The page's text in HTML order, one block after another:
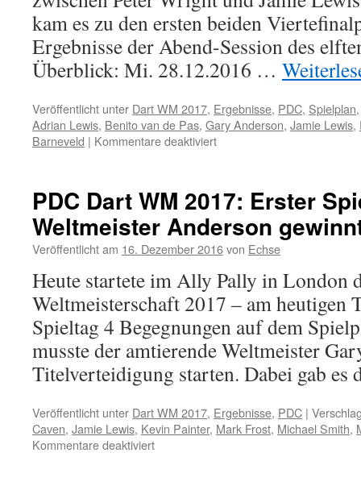
kam es zu den ersten beiden
Ergebnisse der Abend-Session des
Überblick: Mi. 28.12.2016 …
Veröffentlicht unter Dart WM 2017, Ergebnisse, PDC, Spielplan
Adrian Lewis, Benito van de Pas, Gary Anderson, Jamie Lewis,
Barneveld | Kommentare deaktiviertfür
2017
–
2.
Runde
3,
Abend:
letzter
Achtelfinalist,
Anderson
und
bereits
im
PDC Dart WM 2017: Erster
Weltmeister Anderson
Veröffentlicht am 16. Dezember 2016von Echse
Heute startete im Ally Pally in London
Weltmeisterschaft 2017 – am heutigen
Spieltag 4 Begegnungen auf dem
musste der amtierende Weltmeister
Titelverteidigung starten. Dabei gab
Veröffentlicht unter Dart WM 2017, Ergebnisse, PDC |
Caven, Jamie Lewis, Kevin Painter, Mark Frost, Michael Smith,
Kommentare deaktiviertfür